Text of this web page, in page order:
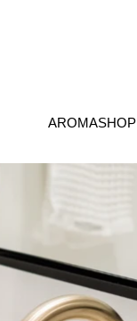
AROMASHOP